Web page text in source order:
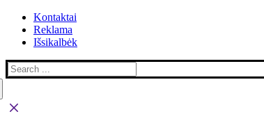
Kontaktai
Reklama
Išsikalbėk